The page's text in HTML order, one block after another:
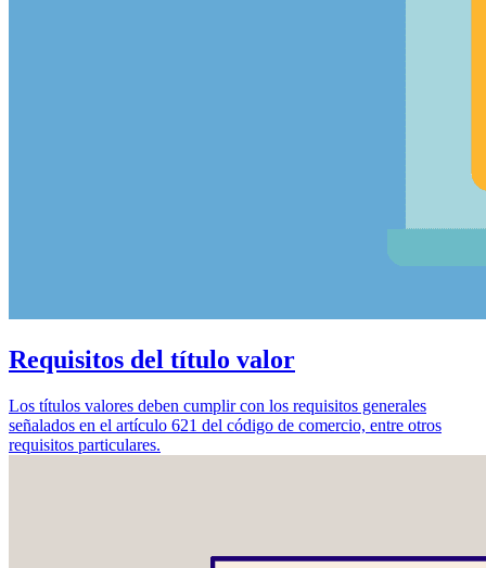
Requisitos del título valor
Los títulos valores deben cumplir con los requisitos generales
señalados en el artículo 621 del código de comercio, entre otros
requisitos particulares.